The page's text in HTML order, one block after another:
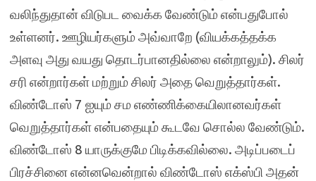
வலிந்துதான் விடுபட வைக்க வேண்டும் என்பதுபோல்
உள்ளனர். ஊழியர்களும் அவ்வாறே (வியக்கத்தக்க
அளவு அது வயது தொடர்பானதில்லை என்றாலும்). சிலர்
சரி என்றார்கள் மற்றும் சிலர் அதை வெறுத்தார்கள்.
விண்டோஸ் 7 ஐயும் சம எண்ணிக்கையிலானவர்கள்
வெறுத்தார்கள் என்பதையும் கூடவே சொல்ல வேண்டும்.
விண்டோஸ் 8 யாருக்குமே பிடிக்கவில்லை. அடிப்படைப்
பிரச்சினை என்னவென்றால் விண்டோஸ் எக்ஸ்பி அதன்